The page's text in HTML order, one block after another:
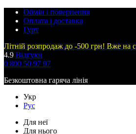
Обмін і повернення
Оплата і доставка
Гурт
Літній розпродаж до -500 грн! Вже на
4.9 Відгуки
0 800 50 97 97
Безкоштовна гаряча лінія
Укр
Рус
Для неї
Для нього